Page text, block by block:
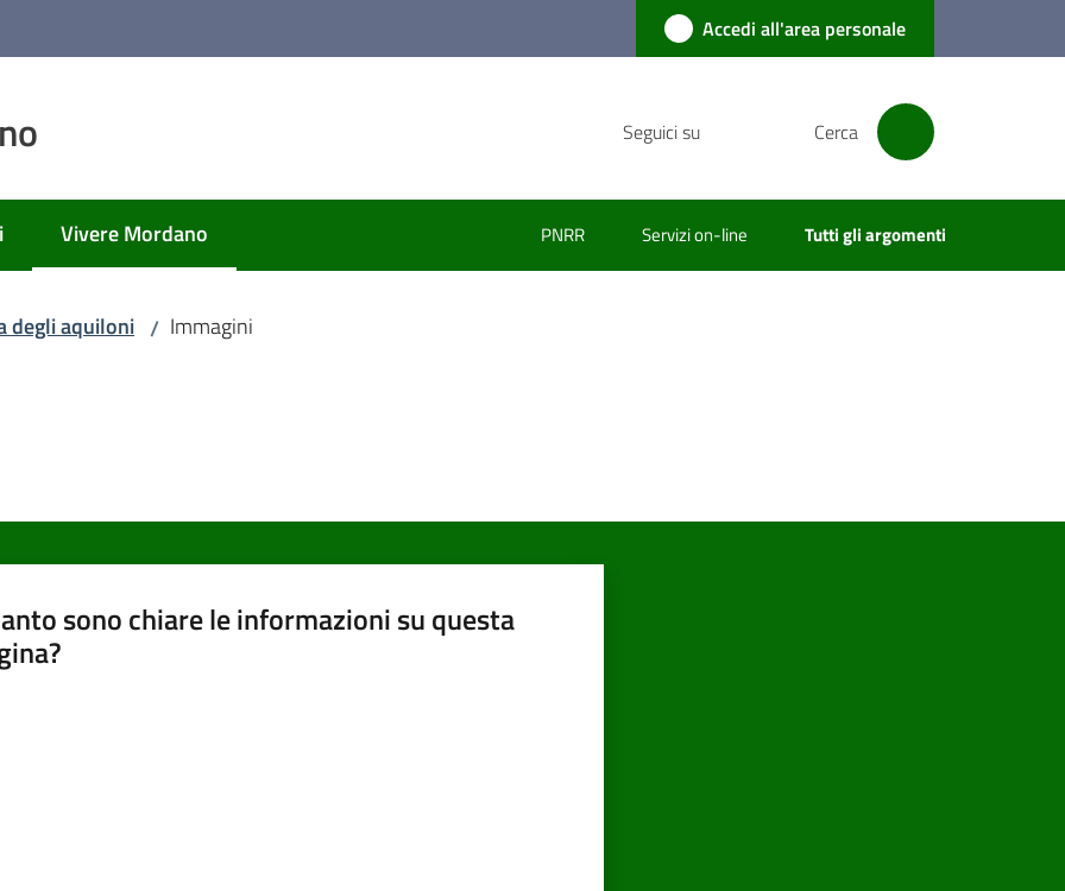
Accedi all'area personale
Seguici su Cerca
Vivere Mordano
Menu selezionato PNRR Servizi on-line Tutti gli argomenti
degli aquiloni / Immagini
sono chiare le informazioni su questa